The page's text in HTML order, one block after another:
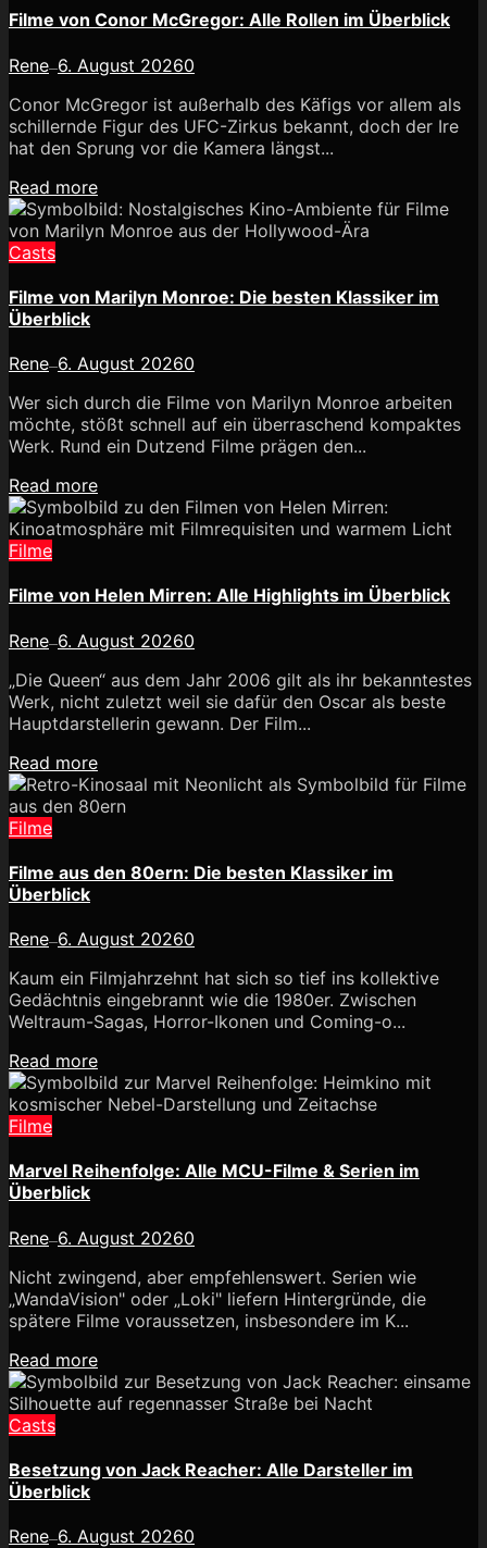
Filme von Conor McGregor: Alle Rollen im Überblick
Rene—6. August 20260
Conor McGregor ist außerhalb des Käfigs vor allem als
schillernde Figur des UFC-Zirkus bekannt, doch der Ire
hat den Sprung vor die Kamera längst...
Read more
Casts
Filme von Marilyn Monroe: Die besten Klassiker im
Überblick
Rene—6. August 20260
Wer sich durch die Filme von Marilyn Monroe arbeiten
möchte, stößt schnell auf ein überraschend kompaktes
Werk. Rund ein Dutzend Filme prägen den...
Read more
Filme
Filme von Helen Mirren: Alle Highlights im Überblick
Rene—6. August 20260
„Die Queen“ aus dem Jahr 2006 gilt als ihr bekanntestes
Werk, nicht zuletzt weil sie dafür den Oscar als beste
Hauptdarstellerin gewann. Der Film...
Read more
Filme
Filme aus den 80ern: Die besten Klassiker im
Überblick
Rene—6. August 20260
Kaum ein Filmjahrzehnt hat sich so tief ins kollektive
Gedächtnis eingebrannt wie die 1980er. Zwischen
Weltraum-Sagas, Horror-Ikonen und Coming-o...
Read more
Filme
Marvel Reihenfolge: Alle MCU-Filme & Serien im
Überblick
Rene—6. August 20260
Nicht zwingend, aber empfehlenswert. Serien wie
„WandaVision" oder „Loki" liefern Hintergründe, die
spätere Filme voraussetzen, insbesondere im K...
Read more
Casts
Besetzung von Jack Reacher: Alle Darsteller im
Überblick
Rene—6. August 20260